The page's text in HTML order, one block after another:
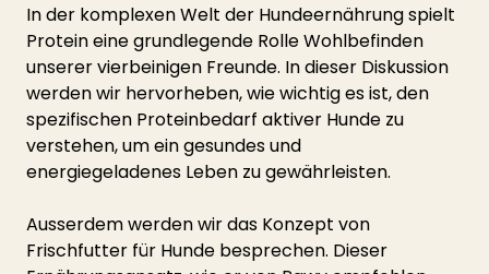
In der komplexen Welt der Hundeernährung spielt
Protein eine grundlegende Rolle Wohlbefinden
unserer vierbeinigen Freunde. In dieser Diskussion
werden wir hervorheben, wie wichtig es ist, den
spezifischen Proteinbedarf aktiver Hunde zu
verstehen, um ein gesundes und
energiegeladenes Leben zu gewährleisten.
Ausserdem werden wir das Konzept von
Frischfutter für Hunde besprechen. Dieser